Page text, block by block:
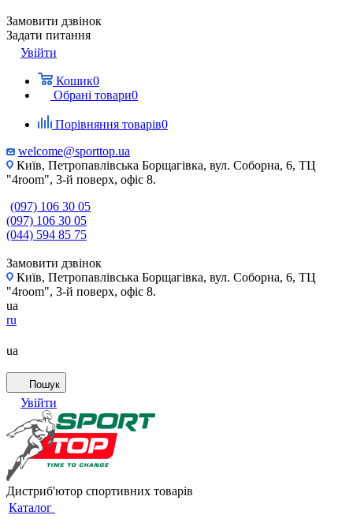
Замовити дзвінок
Задати питання
Увійти
Кошик0
Обрані товари0
Порівняння товарів0
welcome@sporttop.ua
Київ, Петропавлівська Борщагівка, вул. Соборна, 6, ТЦ
"4room", 3-й поверх, офіс 8.
(097) 106 30 05
(097) 106 30 05
(044) 594 85 75
Замовити дзвінок
Київ, Петропавлівська Борщагівка, вул. Соборна, 6, ТЦ
"4room", 3-й поверх, офіс 8.
ua
ru
ua
Пошук
Увійти
Дистриб'ютор спортивних товарів
Каталог